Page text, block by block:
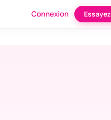
Connexion